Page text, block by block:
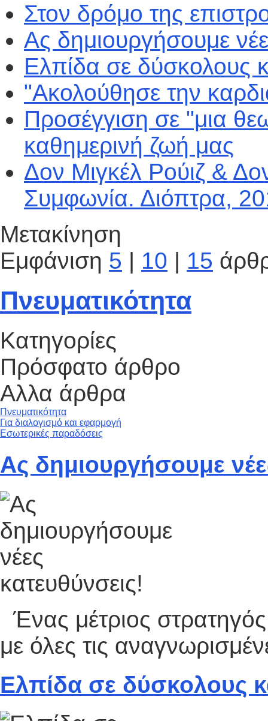
Στον δρόμο της
Ας δημιουργήσουμε
Ελπίδα σε δύσκολους
"Ακολούθησε την
Προσέγγιση σε "μια
καθημερινή ζωή μας
Δον Μιγκέλ Ρούιζ &
Συμφωνία. Διόπτρα,
Μετακίνηση
Εμφάνιση 5 | 10 | 15
Πνευματικότητα
Κατηγορίες
Πρόσφατο άρθρο
Αλλα άρθρα
Πνευματικότητα
Για διαλογισμό και εφαρμογή
Εσωτερικές παραδόσεις
Ας δημιουργήσουμε
Ένας μέτριος
με όλες τις
Ελπίδα σε δύσκολους